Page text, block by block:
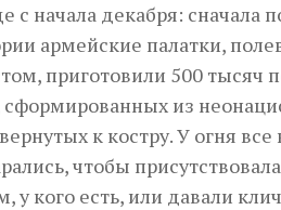
с начала декабря: сначала
армейские палатки,
приготовили 500 тысяч
из
к костру. У огня все
чтобы присутствовала
у кого есть, или давали